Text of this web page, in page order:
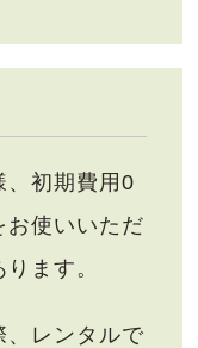
、初期費用0
お使いいただ
ます。
、レンタルで